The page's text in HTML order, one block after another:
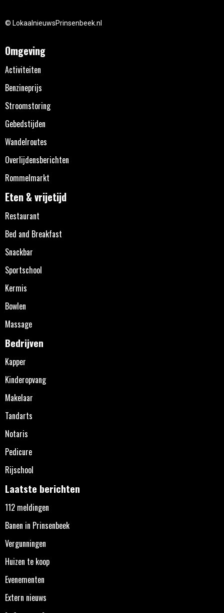
© LokaalnieuwsPrinsenbeek.nl
Omgeving
Activiteiten
Benzineprijs
Stroomstoring
Gebedstijden
Wandelroutes
Overlijdensberichten
Rommelmarkt
Eten & vrijetijd
Restaurant
Bed and Breakfast
Snackbar
Sportschool
Kermis
Bowlen
Massage
Bedrijven
Kapper
Kinderopvang
Makelaar
Tandarts
Notaris
Pedicure
Rijschool
Laatste berichten
112 meldingen
Banen in Prinsenbeek
Vergunningen
Huizen te koop
Evenementen
Extern nieuws